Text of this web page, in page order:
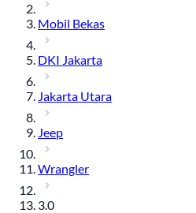
Mobil Bekas
DKI Jakarta
Jakarta Utara
Jeep
Wrangler
3.0